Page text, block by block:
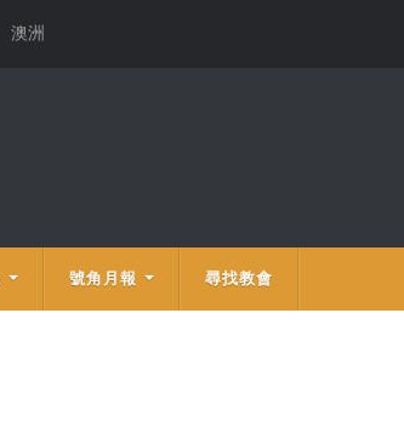
澳洲
號角月報 尋找教會